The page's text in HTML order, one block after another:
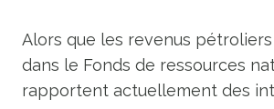
Alors que les revenus pétroliers
dans le Fonds de ressources
rapportent actuellement des